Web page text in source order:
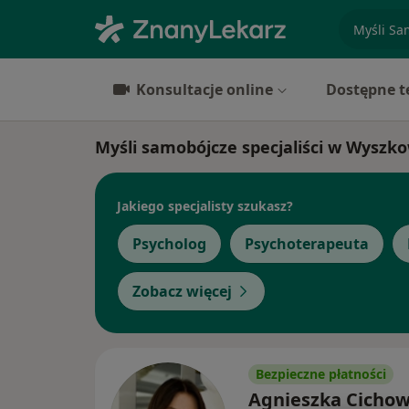
Konsultacje online Dostępne
Myśli samobójcze specjaliści w
Jakiego specjalisty szukasz?
Psycholog Psychoterapeuta
Zobacz więcej
Bezpieczne płatności
Agnieszka